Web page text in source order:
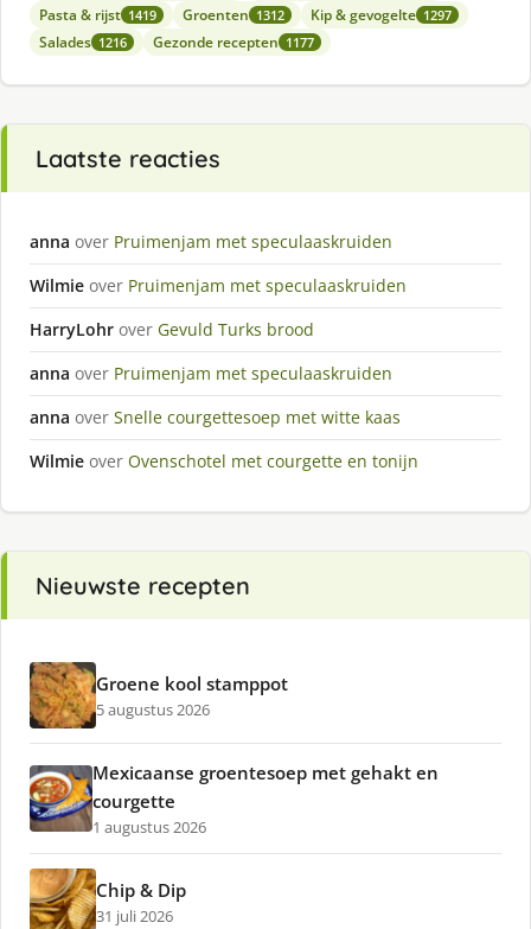
Pasta & rijst 1419 Groenten 1312 Kip & gevogelte 1297
Salades 1216 Gezonde recepten 1177
Laatste reacties
anna over Pruimenjam met speculaaskruiden
Wilmie over Pruimenjam met speculaaskruiden
HarryLohr over Gevuld Turks brood
anna over Pruimenjam met speculaaskruiden
anna over Snelle courgettesoep met witte kaas
Wilmie over Ovenschotel met courgette en tonijn
Nieuwste recepten
Groene kool stamppot
5 augustus 2026
Mexicaanse groentesoep met gehakt en
courgette
1 augustus 2026
Chip & Dip
31 juli 2026